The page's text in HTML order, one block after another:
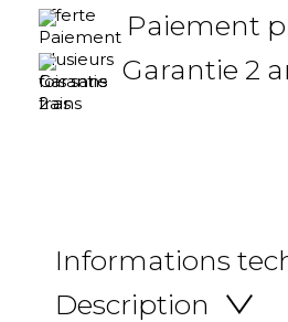
Paiement
Garantie 2
Informations
Description